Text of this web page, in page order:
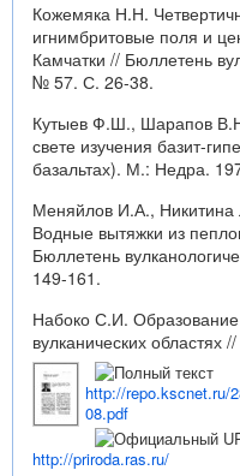
Кожемяка Н.Н.
игнимбритовые поля и
Камчатки // Бюллетень
№ 57. С. 26-38.
Кутыев Ф.Ш., Шарапов
свете изучения базит-
базальтах). М.: Недра.
Меняйлов И.А.,
Водные вытяжки из
Бюллетень
149-161.
Набоко С.И.
вулканических
http://repo.kscnet.ru/
08.pdf
http://priroda.ras.ru/